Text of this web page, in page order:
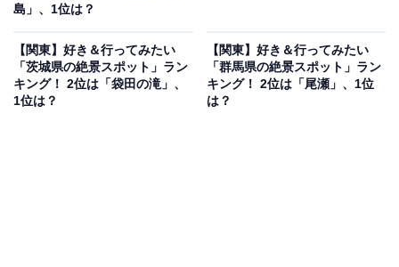
島」、1位は？
【関東】好き＆行ってみたい
「茨城県の絶景スポット」ラン
キング！ 2位は「袋田の滝」、
1位は？
【関東】好き＆行ってみたい
「群馬県の絶景スポット」ラン
キング！ 2位は「尾瀬」、1位
は？